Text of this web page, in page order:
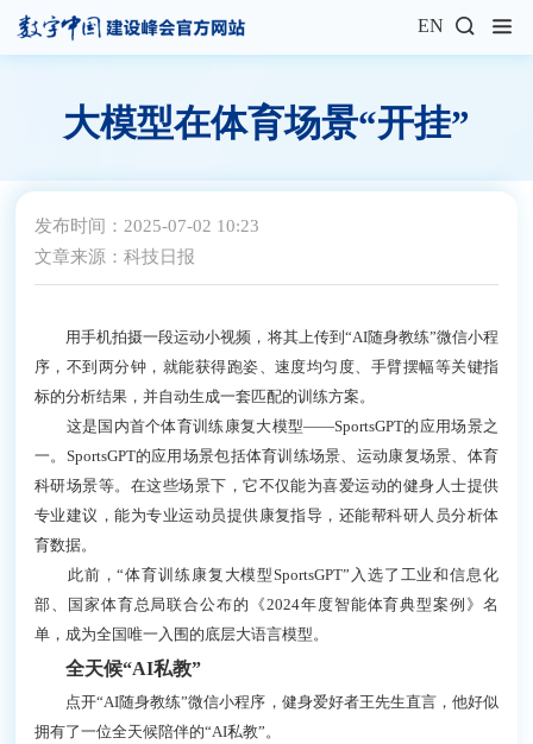
EN
大模型在体育场景“开挂”
发布时间：2025-07-02 10:23
文章来源：科技日报
用手机拍摄一段运动小视频，将其上传到“AI随身教练”微信小程
序，不到两分钟，就能获得跑姿、速度均匀度、手臂摆幅等关键指
标的分析结果，并自动生成一套匹配的训练方案。
这是国内首个体育训练康复大模型——SportsGPT的应用场景之
一。SportsGPT的应用场景包括体育训练场景、运动康复场景、体育
科研场景等。在这些场景下，它不仅能为喜爱运动的健身人士提供
专业建议，能为专业运动员提供康复指导，还能帮科研人员分析体
育数据。
此前，“体育训练康复大模型SportsGPT”入选了工业和信息化
部、国家体育总局联合公布的《2024年度智能体育典型案例》名
单，成为全国唯一入围的底层大语言模型。
全天候“AI私教”
点开“AI随身教练”微信小程序，健身爱好者王先生直言，他好似
拥有了一位全天候陪伴的“AI私教”。